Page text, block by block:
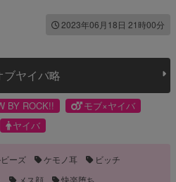
2023年06月18日 21時00分
ヤイバ略
BY ROCK!!
モブ×ヤイバ
ヤイバ
ーズ ケモノ耳
ビッチ